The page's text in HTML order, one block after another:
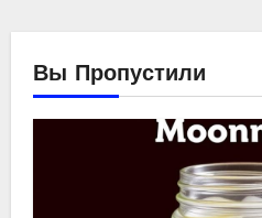
Вы Пропустили